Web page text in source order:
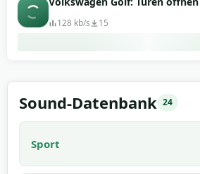
128 kb/s 15
Sound-Datenbank 24
Sport